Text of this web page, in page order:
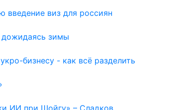
введение виз для россиян
дожидаясь зимы
бизнесу - как всё разделить
ИИ при Шойгу» – Сладков